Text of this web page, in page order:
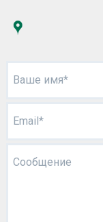
Ваше имя*
Email*
Сообщение